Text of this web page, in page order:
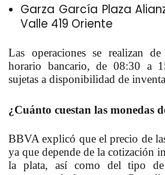
Garza García Plaza
Valle 419 Oriente
Las operaciones se realizan
horario bancario, de 08:30 a
sujetas a disponibilidad de
¿Cuánto cuestan las monedas
BBVA explicó que el precio de
ya que depende de la cotización
la plata, así como del tipo